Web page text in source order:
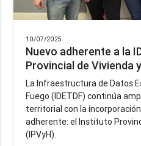
10/07/2025
Nuevo adherente a la
Provincial de Vivienda
La Infraestructura de Datos
Fuego (IDETDF) continúa
territorial con la
adherente: el Instituto
(IPVyH).